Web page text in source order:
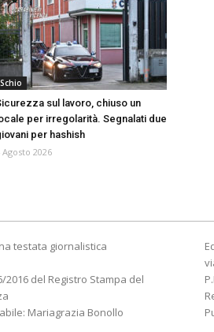
Schio
sul lavoro, chiuso un
per irregolarità. Segnalati due
per hashish
Agosto 2026
testata giornalistica
2016 del Registro Stampa del
Mariagrazia Bonollo